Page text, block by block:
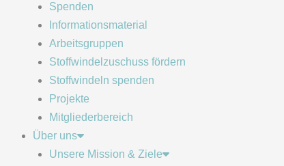
Spenden
Informationsmaterial
Arbeitsgruppen
Stoffwindelzuschuss fördern
Stoffwindeln spenden
Projekte
Mitgliederbereich
Über uns
Unsere Mission & Ziele